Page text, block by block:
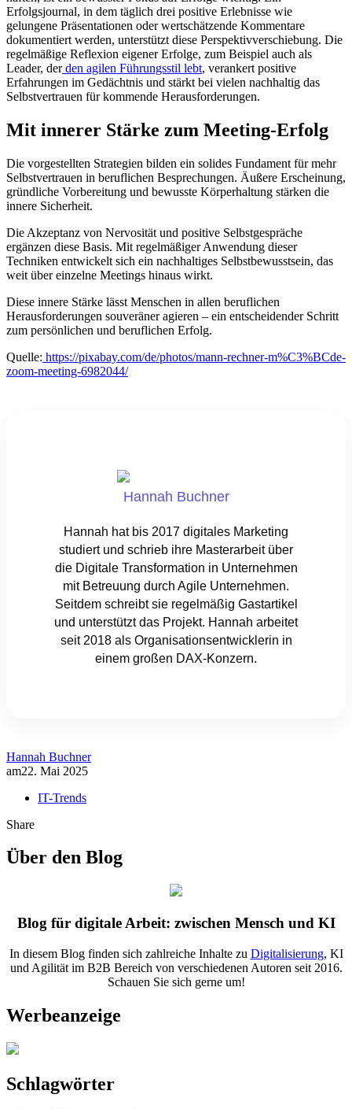
Erfolgsjournal, in dem täglich drei positive Erlebnisse wie
gelungene Präsentationen oder wertschätzende Kommentare
dokumentiert werden, unterstützt diese Perspektivverschiebung. Die
regelmäßige Reflexion eigener Erfolge, zum Beispiel auch als
Leader, der den agilen Führungsstil lebt, verankert positive
Erfahrungen im Gedächtnis und stärkt bei vielen nachhaltig das
Selbstvertrauen für kommende Herausforderungen.
Mit innerer Stärke zum Meeting-Erfolg
Die vorgestellten Strategien bilden ein solides Fundament für mehr
Selbstvertrauen in beruflichen Besprechungen. Äußere Erscheinung,
gründliche Vorbereitung und bewusste Körperhaltung stärken die
innere Sicherheit.
Die Akzeptanz von Nervosität und positive Selbstgespräche
ergänzen diese Basis. Mit regelmäßiger Anwendung dieser
Techniken entwickelt sich ein nachhaltiges Selbstbewusstsein, das
weit über einzelne Meetings hinaus wirkt.
Diese innere Stärke lässt Menschen in allen beruflichen
Herausforderungen souveräner agieren – ein entscheidender Schritt
zum persönlichen und beruflichen Erfolg.
Quelle: https://pixabay.com/de/photos/mann-rechner-m%C3%BCde-
zoom-meeting-6982044/
Hannah Buchner
Hannah hat bis 2017 digitales Marketing
studiert und schrieb ihre Masterarbeit über
die Digitale Transformation in Unternehmen
mit Betreuung durch Agile Unternehmen.
Seitdem schreibt sie regelmäßig Gastartikel
und unterstützt das Projekt. Hannah arbeitet
seit 2018 als Organisationsentwicklerin in
einem großen DAX-Konzern.
Hannah Buchner
am22. Mai 2025
IT-Trends
Share
Über den Blog
Blog für digitale Arbeit: zwischen Mensch und KI
In diesem Blog finden sich zahlreiche Inhalte zu Digitalisierung, KI
und Agilität im B2B Bereich von verschiedenen Autoren seit 2016.
Schauen Sie sich gerne um!
Werbeanzeige
Schlagwörter